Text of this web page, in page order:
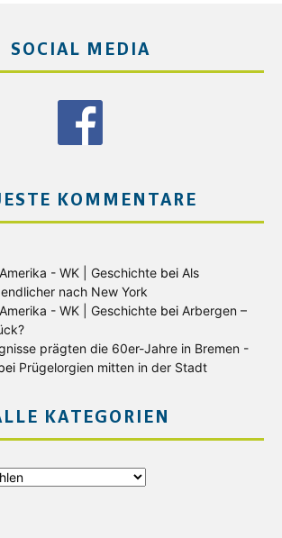
SOCIAL MEDIA
KOMMENTARE
- WK | Geschichte bei Als
nach New York
- WK | Geschichte bei Arbergen –
prägten die 60er-Jahre in Bremen -
Prügelorgien mitten in der Stadt
KATEGORIEN